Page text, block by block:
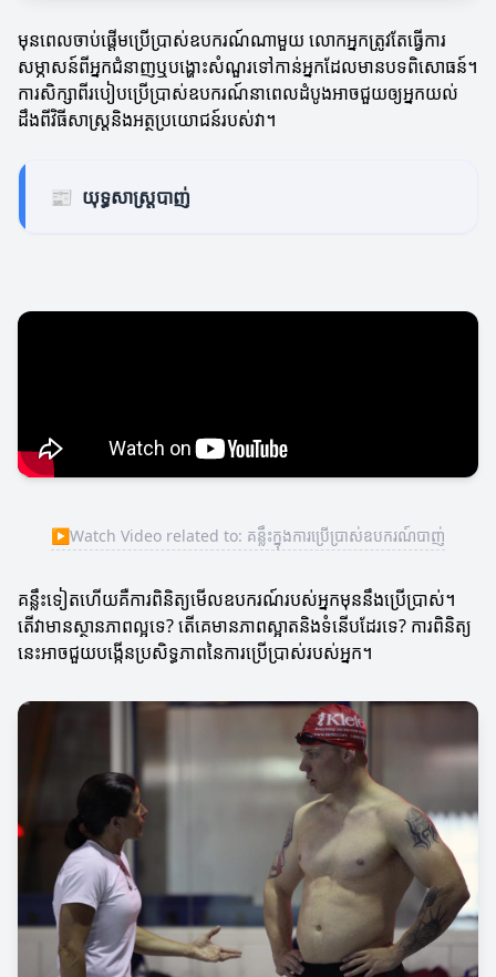
មុនពេលចាប់ផ្តើមប្រើប្រាស់ឧបករណ៍ណាមួយ លោកអ្នកត្រូវតែធ្វើការ
សម្ភាសន៍ពីអ្នកជំនាញឬបង្ហោះសំណួរទៅកាន់អ្នកដែលមានបទពិសោធន៍។
ការសិក្សាពីរបៀបប្រើប្រាស់ឧបករណ៍នាពេលដំបូងអាចជួយឲ្យអ្នកយល់
ដឹងពីវិធីសាស្រ្តនិងអត្ថប្រយោជន៍របស់វា។
📰 យុទ្ធសាស្រ្តបាញ់
▶Watch Video related to: គន្លឹះក្នុងការប្រើប្រាស់ឧបករណ៍បាញ់
គន្លឹះទៀតហើយគឺការពិនិត្យមើលឧបករណ៍របស់អ្នកមុននឹងប្រើប្រាស់។
តើវាមានស្ថានភាពល្អទេ? តើគេមានភាពស្អាតនិងទំនើបដែរទេ? ការពិនិត្យ
នេះអាចជួយបង្កើនប្រសិទ្ធភាពនៃការប្រើប្រាស់របស់អ្នក។